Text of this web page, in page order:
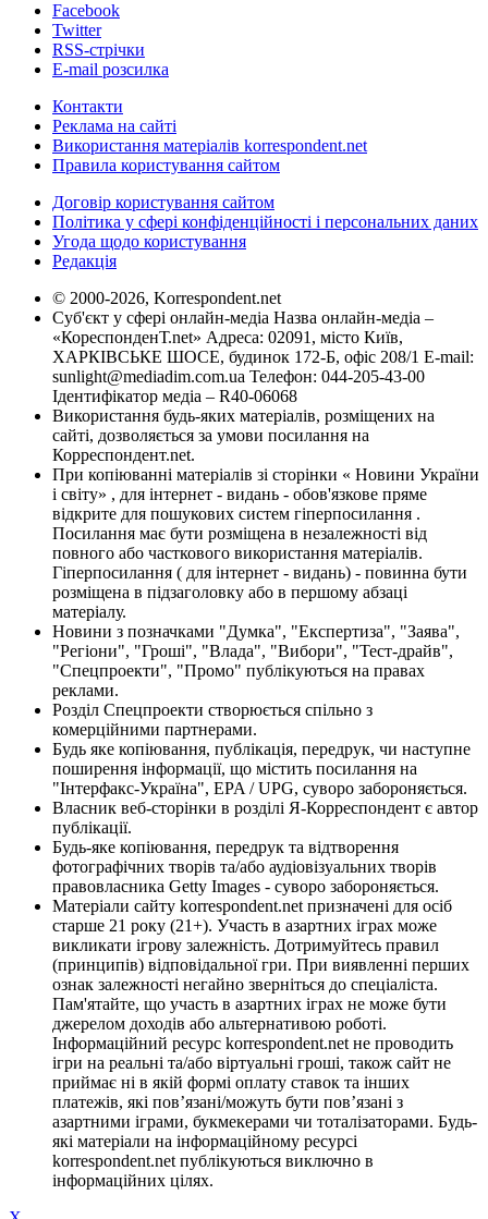
Facebook
Twitter
RSS-стрічки
E-mail розсилка
Контакти
Реклама на сайті
Використання матеріалів korrespondent.net
Правила користування сайтом
Договір користування сайтом
Політика у сфері конфіденційності і персональних даних
Угода щодо користування
Редакція
© 2000-2026, Korrespondent.net
Суб'єкт у сфері онлайн-медіа Назва онлайн-медіа –
«КореспонденТ.net» Адреса: 02091, місто Київ,
ХАРКІВСЬКЕ ШОСЕ, будинок 172-Б, офіс 208/1 E-mail:
sunlight@mediadim.com.ua Телефон: 044-205-43-00
Ідентифікатор медіа – R40-06068
Використання будь-яких матеріалів, розміщених на
сайті, дозволяється за умови посилання на
Корреспондент.net.
При копіюванні матеріалів зі сторінки « Новини України
і світу» , для інтернет - видань - обов'язкове пряме
відкрите для пошукових систем гіперпосилання .
Посилання має бути розміщена в незалежності від
повного або часткового використання матеріалів.
Гіперпосилання ( для інтернет - видань) - повинна бути
розміщена в підзаголовку або в першому абзаці
матеріалу.
Новини з позначками "Думка", "Експертиза", "Заява",
"Регіони", "Гроші", "Влада", "Вибори", "Тест-драйв",
"Спецпроекти", "Промо" публікуються на правах
реклами.
Розділ Спецпроекти створюється спільно з
комерційними партнерами.
Будь яке копіювання, публікація, передрук, чи наступне
поширення інформації, що містить посилання на
"Інтерфакс-Україна", EPA / UPG, суворо забороняється.
Власник веб-сторінки в розділі Я-Корреспондент є автор
публікації.
Будь-яке копіювання, передрук та відтворення
фотографічних творів та/або аудіовізуальних творів
правовласника Getty Images - суворо забороняється.
Матеріали сайту korrespondent.net призначені для осіб
старше 21 року (21+). Участь в азартних іграх може
викликати ігрову залежність. Дотримуйтесь правил
(принципів) відповідальної гри. При виявленні перших
ознак залежності негайно зверніться до спеціаліста.
Пам'ятайте, що участь в азартних іграх не може бути
джерелом доходів або альтернативою роботі.
Інформаційний ресурс korrespondent.net не проводить
ігри на реальні та/або віртуальні гроші, також сайт не
приймає ні в якій формі оплату ставок та інших
платежів, які пов’язані/можуть бути пов’язані з
азартними іграми, букмекерами чи тоталізаторами. Будь-
які матеріали на інформаційному ресурсі
korrespondent.net публікуються виключно в
інформаційних цілях.